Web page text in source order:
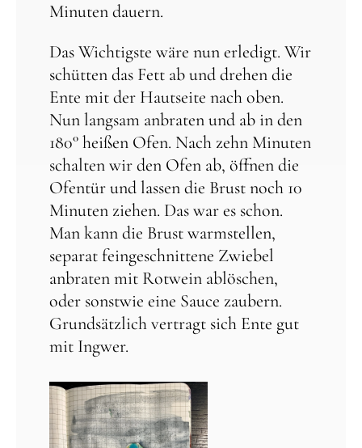
Minuten dauern.
Das Wichtigste wäre nun erledigt. Wir
schütten das Fett ab und drehen die
Ente mit der Hautseite nach oben.
Nun langsam anbraten und ab in den
180° heißen Ofen. Nach zehn Minuten
schalten wir den Ofen ab, öffnen die
Ofentür und lassen die Brust noch 10
Minuten ziehen. Das war es schon.
Man kann die Brust warmstellen,
separat feingeschnittene Zwiebel
anbraten mit Rotwein ablöschen,
oder sonstwie eine Sauce zaubern.
Grundsätzlich vertragt sich Ente gut
mit Ingwer.